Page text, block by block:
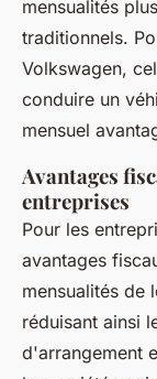
mensualités
traditionnels.
Volkswagen,
conduire un
mensuel
Avantages
entreprises
Pour les
avantages
mensualités de
réduisant ainsi
d'arrangement